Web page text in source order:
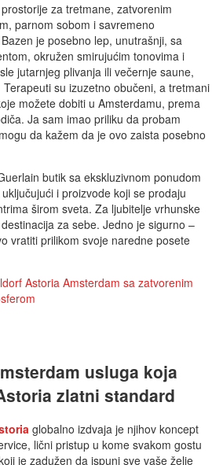
za tretmane, zatvorenim
parnom sobom i savremeno
je posebno lep, unutrašnji, sa
okružen smirujućim tonovima i
jutarnjeg plivanja ili večernje saune,
su izuzetno obučeni, a tretmani
možete dobiti u Amsterdamu, prema
Ja sam imao priliku da probam
da kažem da je ovo zaista posebno
butik sa ekskluzivnom ponudom
i proizvode koji se prodaju
širom sveta. Za ljubitelje vrhunske
za sebe. Jedno je sigurno –
vratiti prilikom svoje naredne posete
usluga koja
zlatni standard
globalno izdvaja je njihov koncept
lični pristup u kome svakom gostu
je zadužen da ispuni sve vaše želje